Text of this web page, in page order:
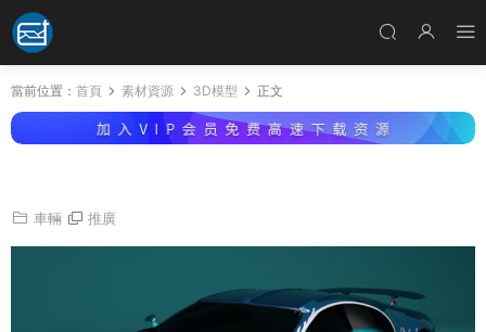
當前位置： 首頁 素材資源 3D模型 正文
車輛 推廣